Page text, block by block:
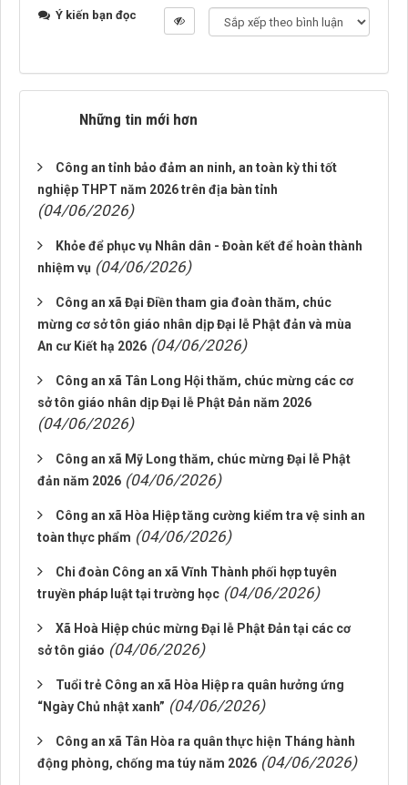
Ý kiến bạn đọc
Những tin mới hơn
Công an tỉnh bảo đảm an ninh, an toàn kỳ thi tốt
nghiệp THPT năm 2026 trên địa bàn tỉnh
(04/06/2026)
Khỏe để phục vụ Nhân dân - Đoàn kết để hoàn thành
nhiệm vụ (04/06/2026)
Công an xã Đại Điền tham gia đoàn thăm, chúc
mừng cơ sở tôn giáo nhân dịp Đại lễ Phật đản và mùa
An cư Kiết hạ 2026 (04/06/2026)
Công an xã Tân Long Hội thăm, chúc mừng các cơ
sở tôn giáo nhân dịp Đại lễ Phật Đản năm 2026
(04/06/2026)
Công an xã Mỹ Long thăm, chúc mừng Đại lễ Phật
đản năm 2026 (04/06/2026)
Công an xã Hòa Hiệp tăng cường kiểm tra vệ sinh an
toàn thực phẩm (04/06/2026)
Chi đoàn Công an xã Vĩnh Thành phối hợp tuyên
truyền pháp luật tại trường học (04/06/2026)
Xã Hoà Hiệp chúc mừng Đại lễ Phật Đản tại các cơ
sở tôn giáo (04/06/2026)
Tuổi trẻ Công an xã Hòa Hiệp ra quân hưởng ứng
“Ngày Chủ nhật xanh” (04/06/2026)
Công an xã Tân Hòa ra quân thực hiện Tháng hành
động phòng, chống ma túy năm 2026 (04/06/2026)